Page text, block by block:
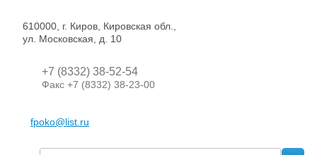
610000, г. Киров, Кировская обл.,
ул. Московская, д. 10
+7 (8332) 38-52-54
Факс +7 (8332) 38-23-00
fpoko@list.ru